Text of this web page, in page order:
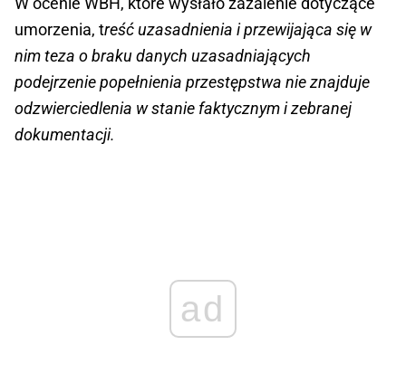
umorzenia, treść uzasadnienia i przewijająca się w
nim teza o braku danych uzasadniających
podejrzenie popełnienia przestępstwa nie znajduje
odzwierciedlenia w stanie faktycznym i zebranej
dokumentacji.
ad